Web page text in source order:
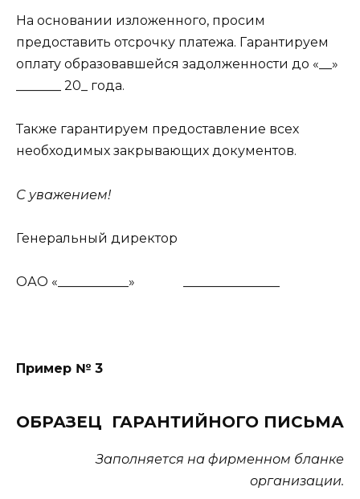
На основании изложенного, просим
предоставить отсрочку платежа. Гарантируем
оплату образовавшейся задолженности до «__»
_______ 20_ года.
Также гарантируем предоставление всех
необходимых закрывающих документов.
С уважением!
Генеральный директор
ОАО «___________»
Пример № 3
ОБРАЗЕЦ ГАРАНТИЙНОГО ПИСЬМА
Заполняется на фирменном бланке
организации.